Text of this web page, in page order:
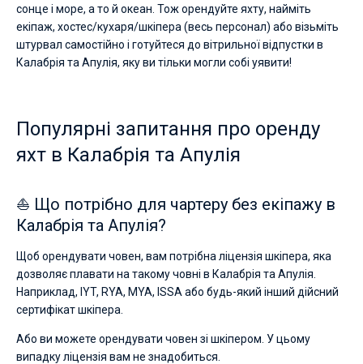
сонце і море, а то й океан. Тож орендуйте яхту, найміть
екіпаж, хостес/кухаря/шкіпера (весь персонал) або візьміть
штурвал самостійно і готуйтеся до вітрильної відпустки в
Калабрія та Апулія, яку ви тільки могли собі уявити!
Популярні запитання про оренду
яхт в Калабрія та Апулія
⛵ Що потрібно для чартеру без екіпажу в
Калабрія та Апулія?
Щоб орендувати човен, вам потрібна ліцензія шкіпера, яка
дозволяє плавати на такому човні в Калабрія та Апулія.
Наприклад, IYT, RYA, MYA, ISSA або будь-який інший дійсний
сертифікат шкіпера.
Або ви можете орендувати човен зі шкіпером. У цьому
випадку ліцензія вам не знадобиться.